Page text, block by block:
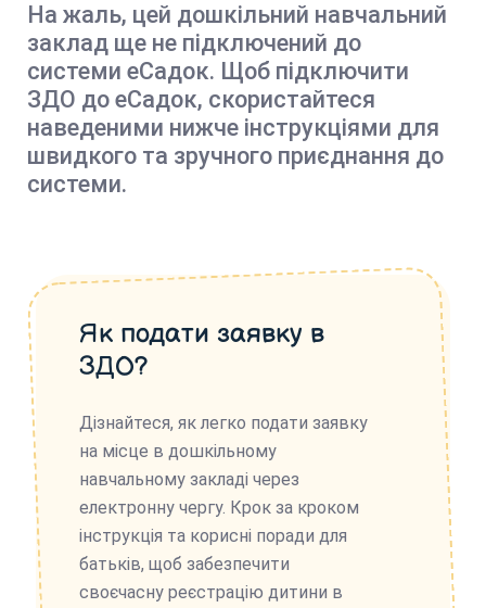
На жаль, цей дошкільний навчальний
заклад ще не підключений до
системи еСадок. Щоб підключити
ЗДО до еСадок, скористайтеся
наведеними нижче інструкціями для
швидкого та зручного приєднання до
системи.
Як подати заявку в
ЗДО?
Дізнайтеся, як легко подати заявку
на місце в дошкільному
навчальному закладі через
електронну чергу. Крок за кроком
інструкція та корисні поради для
батьків, щоб забезпечити
своєчасну реєстрацію дитини в